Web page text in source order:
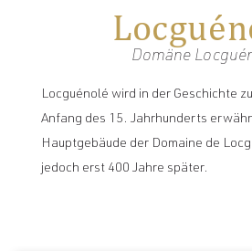
Domäne
Locguénolé wird in der Geschichte
Anfang des 15. Jahrhunderts
Hauptgebäude der Domaine de
jedoch erst 400 Jahre später.